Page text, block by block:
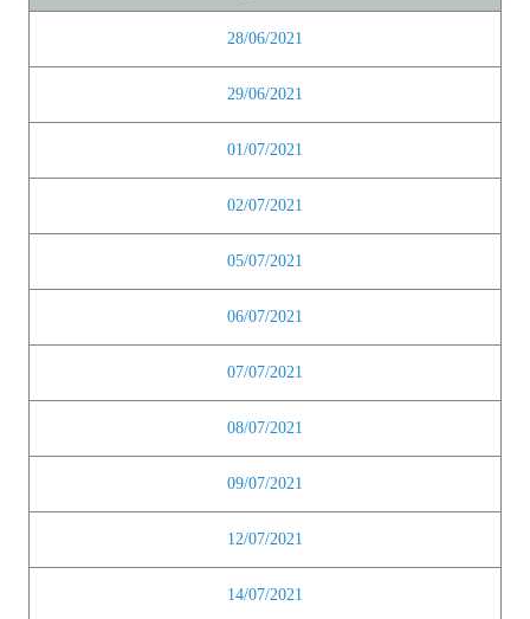
28/06/2021
29/06/2021
01/07/2021
02/07/2021
05/07/2021
06/07/2021
07/07/2021
08/07/2021
09/07/2021
12/07/2021
14/07/2021